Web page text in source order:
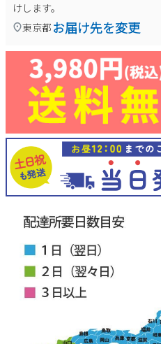
けします。
東京都 お届け先を変更